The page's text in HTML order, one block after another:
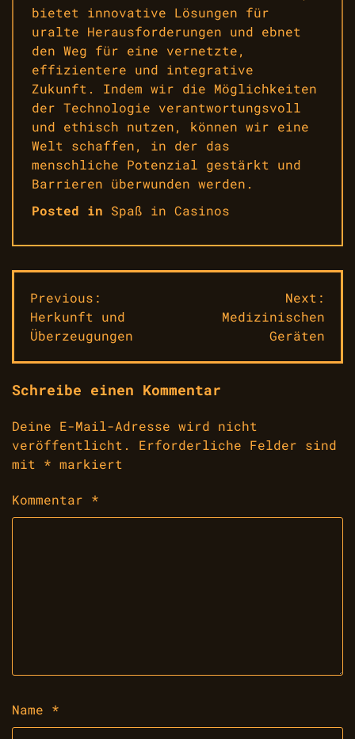
bietet innovative Lösungen für
uralte Herausforderungen und ebnet
den Weg für eine vernetzte,
effizientere und integrative
Zukunft. Indem wir die Möglichkeiten
der Technologie verantwortungsvoll
und ethisch nutzen, können wir eine
Welt schaffen, in der das
menschliche Potenzial gestärkt und
Barrieren überwunden werden.
Posted in Spaß in Casinos
Beitragsnavigation
Previous:
Herkunft und
Überzeugungen
Next:
Medizinischen
Geräten
Schreibe einen Kommentar
Deine E-Mail-Adresse wird nicht
veröffentlicht.
Erforderliche Felder sind
mit * markiert
Kommentar *
Name *